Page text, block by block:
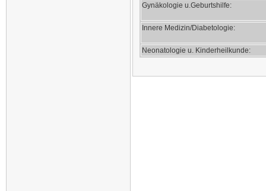
Gynäkologie u.Geburtshilfe:
Innere Medizin/Diabetologie:
Neonatologie u. Kinderheilkunde: